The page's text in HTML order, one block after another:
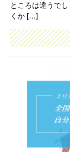
ところは違うで
くか […]